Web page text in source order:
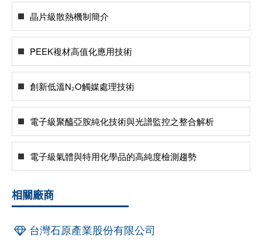
晶片級散熱機制簡介
PEEK複材高值化應用技術
創新低溫N₂O觸媒處理技術
電子級聚醯亞胺純化技術與光譜監控之整合解析
電子級氣體與特用化學品的高純度檢測趨勢
相關廠商
台灣石原產業股份有限公司